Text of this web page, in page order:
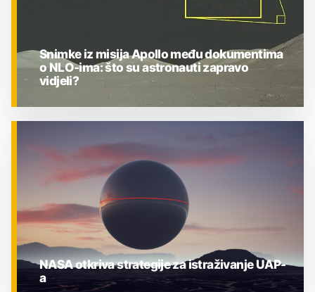
Snimke iz misija Apollo među dokumentima
o NLO-ima: što su astronauti zapravo
vidjeli?
NASA otkriva strategije za istraživanje UAP-
a